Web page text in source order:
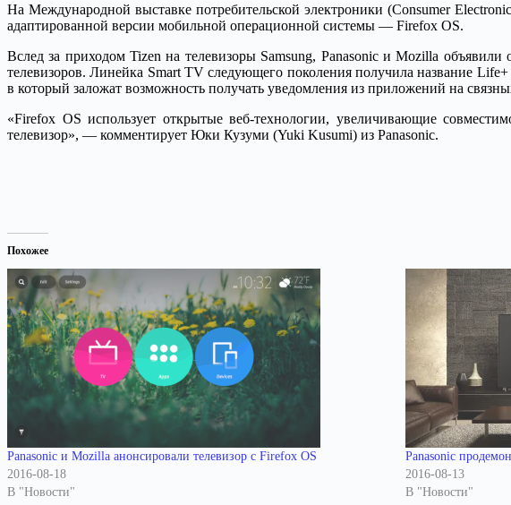
На Международной выставке потребительской электроники (Consumer
адаптированной версии мобильной операционной системы — Firefox OS.
Вслед за приходом Tizen на телевизоры Samsung, Panasonic и Mozilla
телевизоров. Линейка Smart TV следующего поколения получила название
в который заложат возможность получать уведомления из приложений на
«Firefox OS использует открытые веб-технологии, увеличивающие
телевизор», — комментирует Юки Кузуми (Yuki Kusumi) из Panasonic.
Похожее
Panasonic и Mozilla анонсировали телевизор с Firefox OS
2016-08-18
В "Новости"
Panasonic
2016-08-13
В "Новости"